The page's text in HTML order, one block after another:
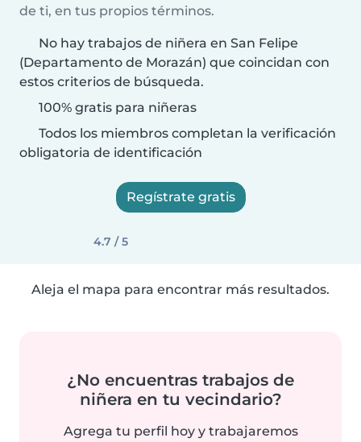
de ti, en tus propios términos.
No hay trabajos de niñera en San Felipe
(Departamento de Morazán) que coincidan con
estos criterios de búsqueda.
100% gratis para niñeras
Todos los miembros completan la verificación
obligatoria de identificación
Regístrate gratis
4.7 / 5
Aleja el mapa para encontrar más resultados.
¿No encuentras trabajos de
niñera en tu vecindario?
Agrega tu perfil hoy y trabajaremos